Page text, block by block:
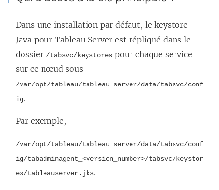
Dans une installation par défaut, le keystore
Java pour Tableau Server est répliqué dans le
dossier /tabsvc/keystores pour chaque service
sur ce nœud sous
/var/opt/tableau/tableau_server/data/tabsvc/conf
ig.
Par exemple,
/var/opt/tableau/tableau_server/data/tabsvc/conf
ig/tabadminagent_<version_number>/tabsvc/keystor
es/tableauserver.jks.